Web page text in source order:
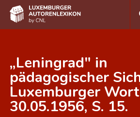
DE FR
Home
Autor(inn)en A-Z
„Leningrad" in
pädagogischer
Luxemburger
30.05.1956, S. 15.